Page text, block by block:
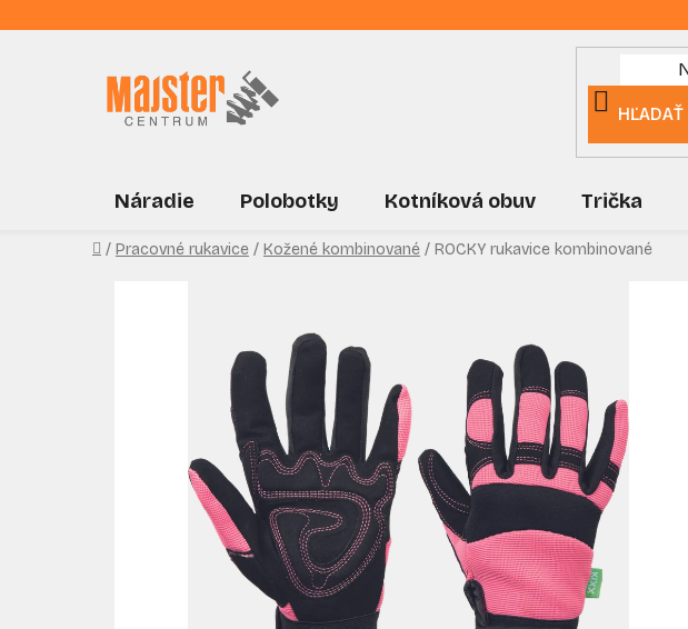
na
HĽADAŤ
Náradie Polobotky Kotníková obuv Trička
Domov
/ Pracovné rukavice / Kožené kombinované / ROCKY rukavice kombinované